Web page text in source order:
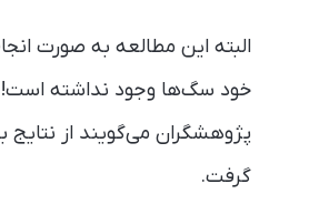
البته این مطالعه به صورت
خود سگ‌ها وجود نداشته‌ است!
پژوهشگران می‌گویند از
گرفت.